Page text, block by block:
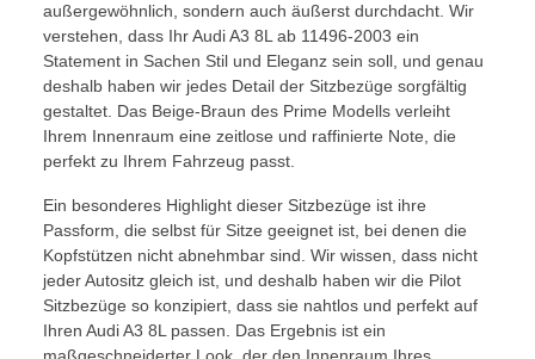
außergewöhnlich, sondern auch äußerst durchdacht. Wir
verstehen, dass Ihr Audi A3 8L ab 11496-2003 ein
Statement in Sachen Stil und Eleganz sein soll, und genau
deshalb haben wir jedes Detail der Sitzbezüge sorgfältig
gestaltet. Das Beige-Braun des Prime Modells verleiht
Ihrem Innenraum eine zeitlose und raffinierte Note, die
perfekt zu Ihrem Fahrzeug passt.
Ein besonderes Highlight dieser Sitzbezüge ist ihre
Passform, die selbst für Sitze geeignet ist, bei denen die
Kopfstützen nicht abnehmbar sind. Wir wissen, dass nicht
jeder Autositz gleich ist, und deshalb haben wir die Pilot
Sitzbezüge so konzipiert, dass sie nahtlos und perfekt auf
Ihren Audi A3 8L passen. Das Ergebnis ist ein